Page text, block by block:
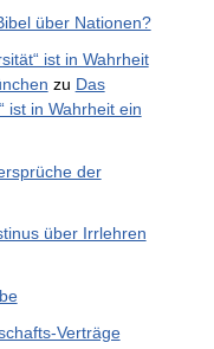
über Nationen?
ist in Wahrheit
zu Das
ist in Wahrheit ein
der
über Irrlehren
Verträge